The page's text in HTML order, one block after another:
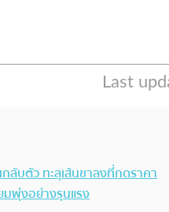
บตัว ทะลุเส้นขาลงที่กดราคา
มพุ่งอย่างรุนแรง